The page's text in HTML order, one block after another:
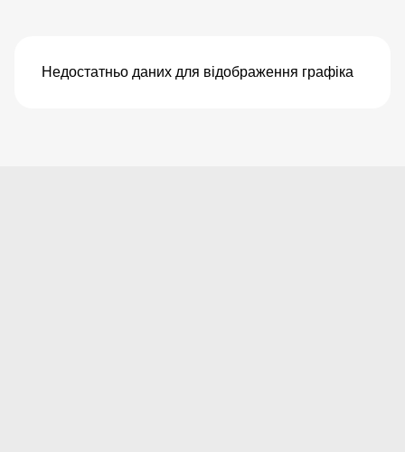
Недостатньо даних для відображення графіка